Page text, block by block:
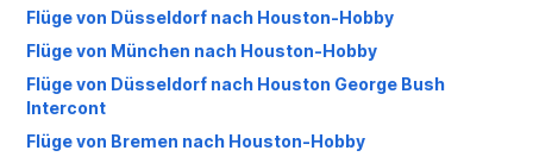
Flüge von Düsseldorf nach Houston-Hobby
Flüge von München nach Houston-Hobby
Flüge von Düsseldorf nach Houston George Bush
Intercont
Flüge von Bremen nach Houston-Hobby